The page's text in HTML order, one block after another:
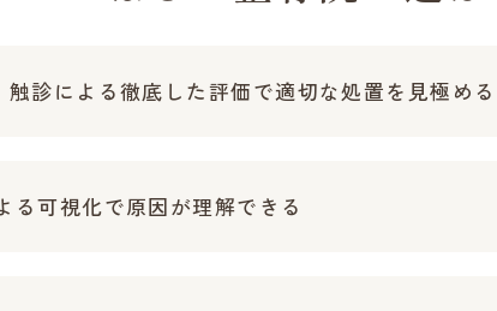
触診による徹底した評価で適切な処置を見極める
る可視化で原因が理解できる